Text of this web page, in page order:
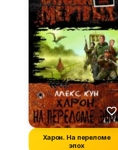
Харон. На переломе
эпох